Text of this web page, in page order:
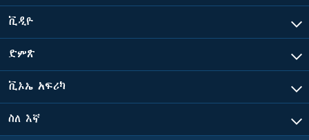
ቋንቋዎች
ቪዲዮ
ድምጽ
ቪኦኤ አፍሪካ
ስለ እኛ